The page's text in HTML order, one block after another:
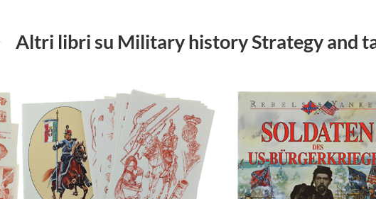
Altri libri su Military history Strategy and